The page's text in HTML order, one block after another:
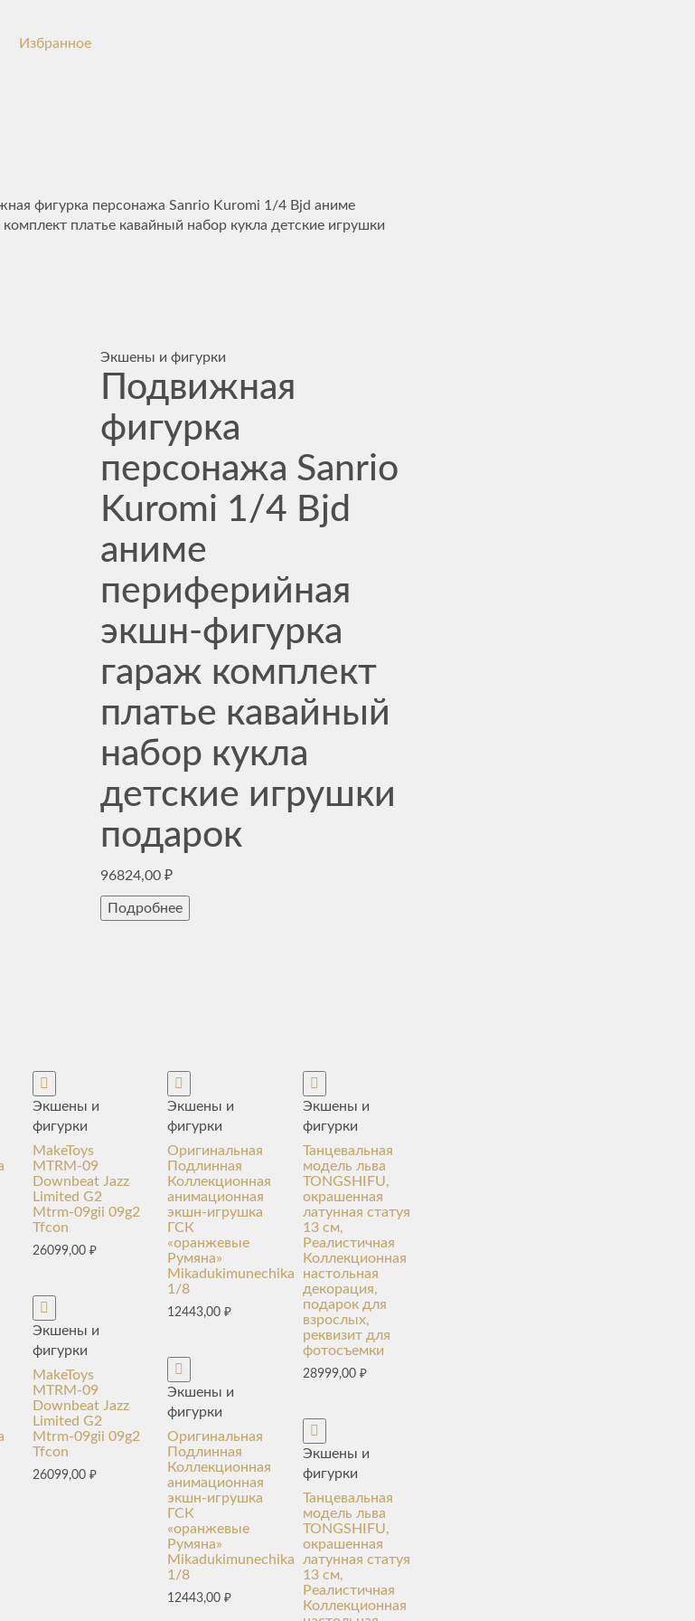
Избранное
фигурка персонажа Sanrio Kuromi 1/4 Bjd аниме
платье кавайный набор кукла детские игрушки
Экшены и фигурки
Подвижная
фигурка
персонажа Sanrio
Kuromi 1/4 Bjd
аниме
периферийная
экшн-фигурка
гараж комплект
платье кавайный
набор кукла
детские игрушки
подарок
96824,00₽
Подробнее
Экшены и
фигурки
MakeToys
MTRM-09
Downbeat Jazz
Limited G2
Mtrm-09gii 09g2
Tfcon
26099,00 ₽
Экшены и
фигурки
MakeToys
MTRM-09
Downbeat Jazz
Limited G2
Mtrm-09gii 09g2
Tfcon
26099,00 ₽
Экшены и
фигурки
Оригинальная
Подлинная
Коллекционная
анимационная
экшн-игрушка
ГСК
«оранжевые
Румяна»
Mikadukimunechika
1/8
12443,00₽
Экшены и
фигурки
Оригинальная
Подлинная
Коллекционная
анимационная
экшн-игрушка
ГСК
«оранжевые
Румяна»
Mikadukimunechika
1/8
12443,00₽
Экшены и
фигурки
Танцевальная
модель льва
TONGSHIFU,
окрашенная
латунная статуя
13 см,
Реалистичная
Коллекционная
настольная
декорация,
подарок для
взрослых,
реквизит для
фотосъемки
28999,00 ₽
Экшены и
фигурки
Танцевальная
модель льва
TONGSHIFU,
окрашенная
латунная статуя
13 см,
Реалистичная
Коллекционная